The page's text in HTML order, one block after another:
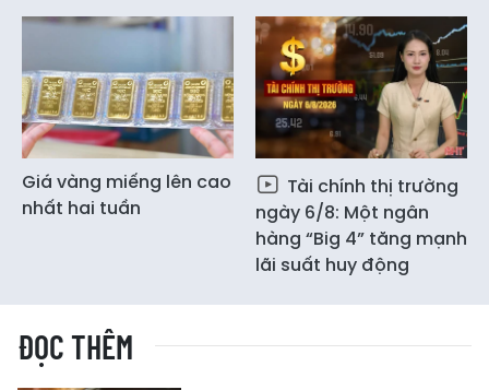
Giá vàng miếng lên cao
nhất hai tuần
Tài chính thị trường
ngày 6/8: Một ngân
hàng “Big 4” tăng mạnh
lãi suất huy động
ĐỌC THÊM